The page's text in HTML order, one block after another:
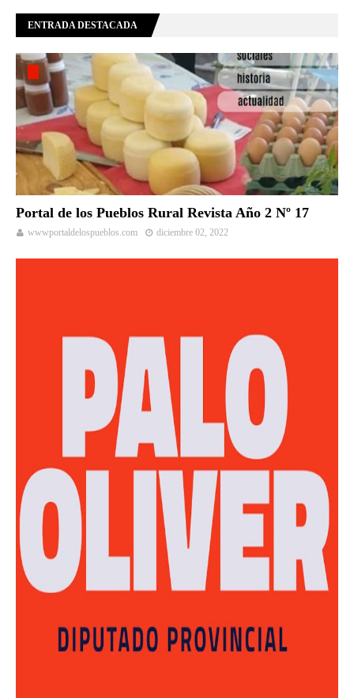
ENTRADA DESTACADA
Portal de los Pueblos Rural Revista Año 2 Nº 17
wwwportaldelospueblos.com diciembre 02, 2022